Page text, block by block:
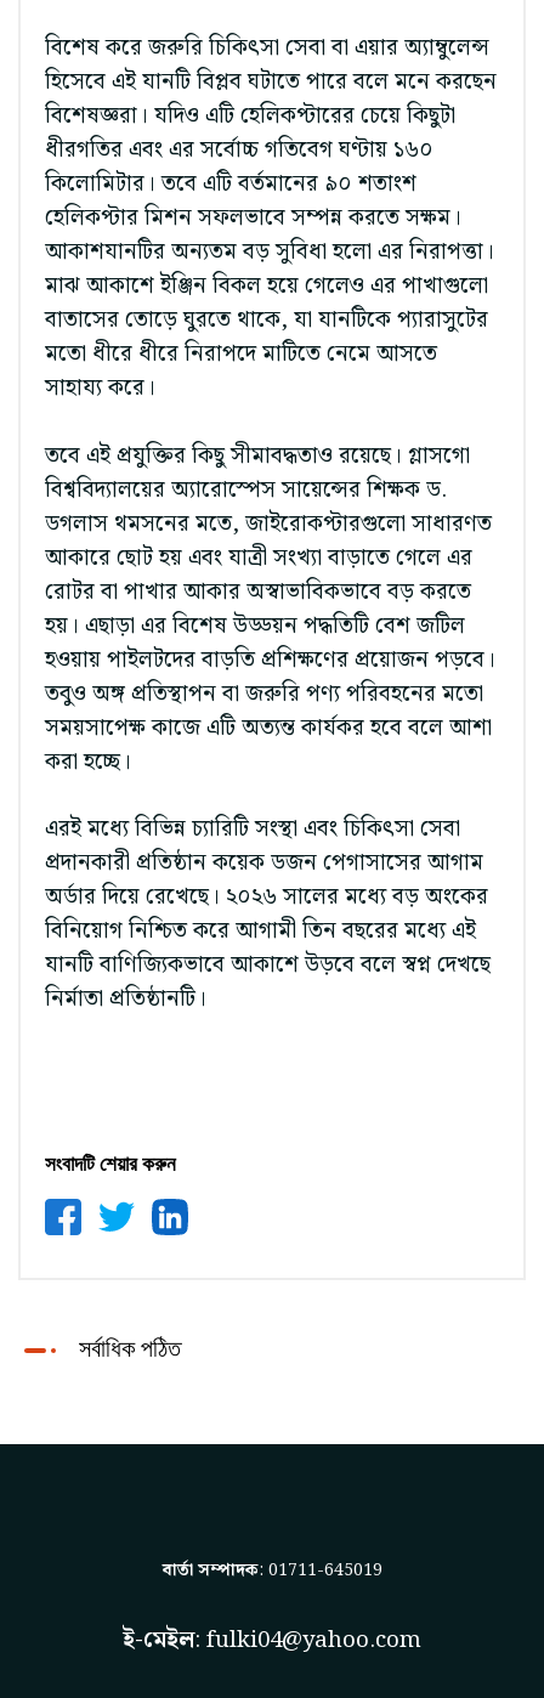
বিশেষ করে জরুরি চিকিৎসা সেবা বা এয়ার অ্যাম্বুলেন্স
হিসেবে এই যানটি বিপ্লব ঘটাতে পারে বলে মনে করছেন
বিশেষজ্ঞরা। যদিও এটি হেলিকপ্টারের চেয়ে কিছুটা
ধীরগতির এবং এর সর্বোচ্চ গতিবেগ ঘণ্টায় ১৬০
কিলোমিটার। তবে এটি বর্তমানের ৯০ শতাংশ
হেলিকপ্টার মিশন সফলভাবে সম্পন্ন করতে সক্ষম।
আকাশযানটির অন্যতম বড় সুবিধা হলো এর নিরাপত্তা।
মাঝ আকাশে ইঞ্জিন বিকল হয়ে গেলেও এর পাখাগুলো
বাতাসের তোড়ে ঘুরতে থাকে, যা যানটিকে প্যারাসুটের
মতো ধীরে ধীরে নিরাপদে মাটিতে নেমে আসতে
সাহায্য করে।
তবে এই প্রযুক্তির কিছু সীমাবদ্ধতাও রয়েছে। গ্লাসগো
বিশ্ববিদ্যালয়ের অ্যারোস্পেস সায়েন্সের শিক্ষক ড.
ডগলাস থমসনের মতে, জাইরোকপ্টারগুলো সাধারণত
আকারে ছোট হয় এবং যাত্রী সংখ্যা বাড়াতে গেলে এর
রোটর বা পাখার আকার অস্বাভাবিকভাবে বড় করতে
হয়। এছাড়া এর বিশেষ উড্ডয়ন পদ্ধতিটি বেশ জটিল
হওয়ায় পাইলটদের বাড়তি প্রশিক্ষণের প্রয়োজন পড়বে।
তবুও অঙ্গ প্রতিস্থাপন বা জরুরি পণ্য পরিবহনের মতো
সময়সাপেক্ষ কাজে এটি অত্যন্ত কার্যকর হবে বলে আশা
করা হচ্ছে।
এরই মধ্যে বিভিন্ন চ্যারিটি সংস্থা এবং চিকিৎসা সেবা
প্রদানকারী প্রতিষ্ঠান কয়েক ডজন পেগাসাসের আগাম
অর্ডার দিয়ে রেখেছে। ২০২৬ সালের মধ্যে বড় অংকের
বিনিয়োগ নিশ্চিত করে আগামী তিন বছরের মধ্যে এই
যানটি বাণিজ্যিকভাবে আকাশে উড়বে বলে স্বপ্ন দেখছে
নির্মাতা প্রতিষ্ঠানটি।
সংবাদটি শেয়ার করুন
সর্বাধিক পঠিত
বার্তা সম্পাদক: 01711-645019
ই-মেইল: fulki04@yahoo.com